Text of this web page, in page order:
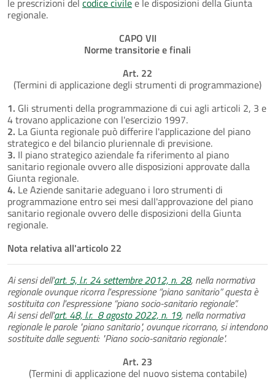
regionale.
CAPO VII
Norme transitorie e finali
Art. 22
(Termini di applicazione degli strumenti di programmazione)
1. Gli strumenti della programmazione di cui agli articoli 2, 3 e
4 trovano applicazione con l'esercizio 1997.
2. La Giunta regionale può differire l'applicazione del piano
strategico e del bilancio pluriennale di previsione.
3. Il piano strategico aziendale fa riferimento al piano
sanitario regionale ovvero alle disposizioni approvate dalla
Giunta regionale.
4. Le Aziende sanitarie adeguano i loro strumenti di
programmazione entro sei mesi dall'approvazione del piano
sanitario regionale ovvero delle disposizioni della Giunta
regionale.
Nota relativa all'articolo 22
Ai sensi dell'art. 5, l.r. 24 settembre 2012, n. 28, nella normativa
regionale ovunque ricorra l'espressione “piano sanitario” questa è
sostituita con l'espressione “piano socio-sanitario regionale”.
Ai sensi dell'art. 48, l.r. 8 agosto 2022, n. 19, nella normativa
regionale le parole "piano sanitario", ovunque ricorrano, si intendono
sostituite dalle seguenti: "Piano socio-sanitario regionale".
Art. 23
(Termini di applicazione del nuovo sistema contabile)